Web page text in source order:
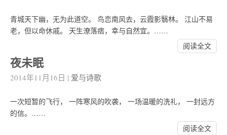
青城天下幽，无为此道空。 鸟恋南风去，云霞影翳林。 江山不易
老，但以命休戚。 天生潦落痞，幸与自然宜。……
阅读全文
夜未眠
2014年11月16日 | 爱与诗歌
一次短暂的飞行， 一阵寒风的吹袭， 一场温暖的洗礼， 一封远方
的信。……
阅读全文